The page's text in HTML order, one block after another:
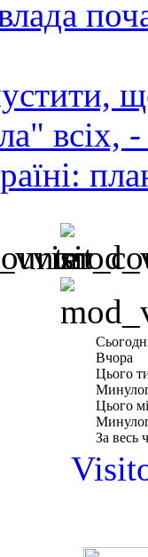
всіх,
Вчора
Цього
Цього
За весь